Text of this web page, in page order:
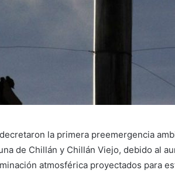
la primera preemergencia
de Chillán y Chillán Viejo, debido al
atmosférica proyectados para